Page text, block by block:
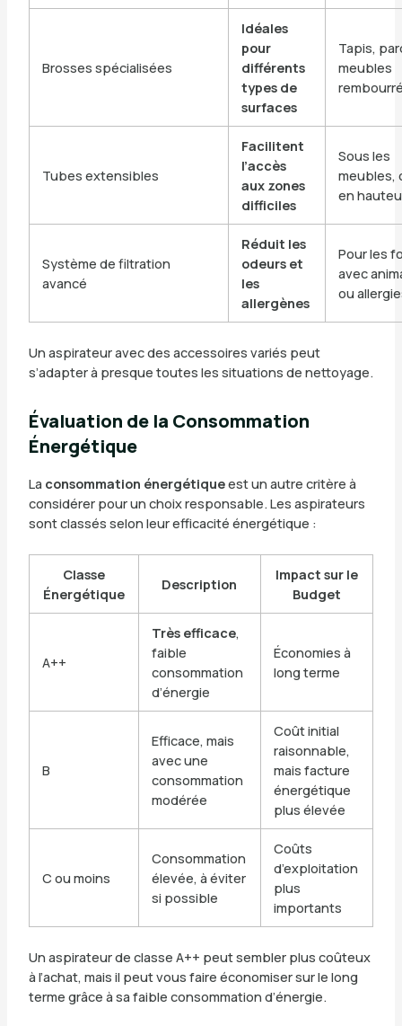
Brosses spécialisées
Idéales
pour
différents
types de
surfaces
Tapis,
meubles
Tubes extensibles
Facilitent
l’accès
aux zones
difficiles
Sous les
meubles,
en
Système de filtration
avancé
Réduit les
odeurs et
les
allergènes
Pour les
avec
ou
Un aspirateur avec des accessoires variés peut
s’adapter à presque toutes les situations de nettoyage.
Évaluation de la Consommation
Énergétique
La consommation énergétiqueest un autre critère à
considérer pour un choix responsable. Les aspirateurs
sont classés selon leur efficacité énergétique :
Classe
Énergétique
Description
Impact sur le
Budget
A++
Très efficace,
faible
consommation
d’énergie
Économies à
long terme
B
Efficace, mais
avec une
consommation
modérée
Coût initial
raisonnable,
mais facture
énergétique
plus élevée
C ou moins
Consommation
élevée, à éviter
si possible
Coûts
d’exploitation
plus
importants
Un aspirateur de classe A++ peut sembler plus coûteux
à l’achat, mais il peut vous faire économiser sur le long
terme grâce à sa faible consommation d’énergie.